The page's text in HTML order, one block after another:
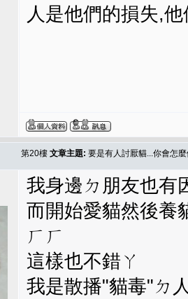
人是他們的損失,
第20樓 文章主題: 要是有人討厭貓...你會怎
我身邊ㄉ朋友也有
而開始愛貓然後養
ㄏㄏ
這樣也不錯ㄚ
我是散播"貓毒"ㄉ